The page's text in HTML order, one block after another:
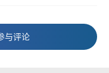
与评论